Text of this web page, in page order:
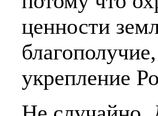
ценности
укрепление